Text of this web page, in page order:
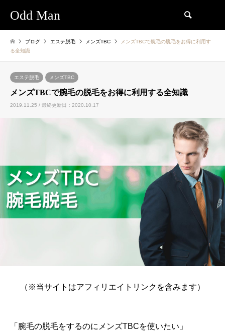
Odd Man
ブログ エステ脱毛 メンズTBC
メンズTBCで腕毛の脱毛をお得に利用す
る全知識
エステ脱毛 メンズTBC
メンズTBCで腕毛の脱毛をお得に利用する全知識
2019.11.25 / 最終更新日：2020.10.17
（※当サイトはアフィリエイトリンクを含みます）
「腕毛の脱毛をするのにメンズTBCを使いたい」